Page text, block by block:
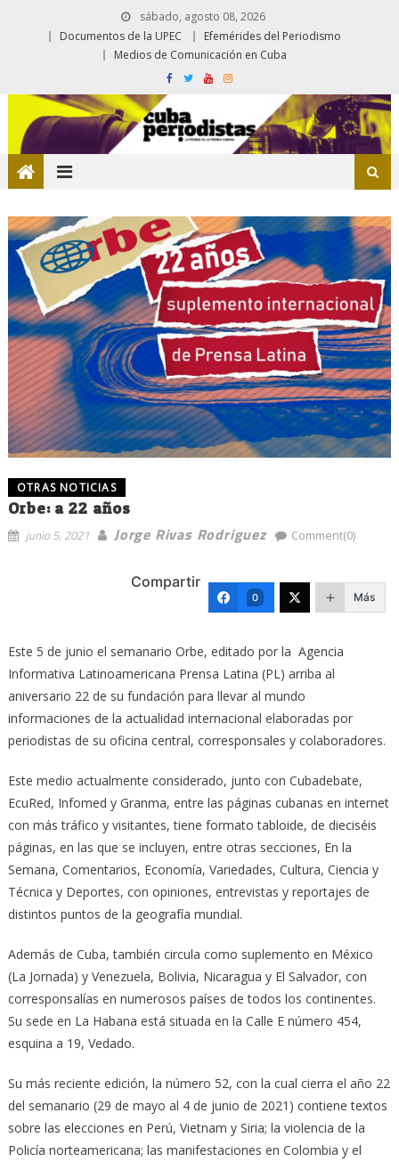
sábado, agosto 08, 2026
Documentos de la UPEC
Efemérides del Periodismo
Medios de Comunicación en Cuba
OTRAS NOTICIAS
Orbe: a 22 años
junio 5, 2021 Jorge Rivas Rodriguez Comment(0)
Compartir
0 Más
Este 5 de junio el semanario Orbe, editado por la Agencia
Informativa Latinoamericana Prensa Latina (PL) arriba al
aniversario 22 de su fundación para llevar al mundo
informaciones de la actualidad internacional elaboradas por
periodistas de su oficina central, corresponsales y colaboradores.
Este medio actualmente considerado, junto con Cubadebate,
EcuRed, Infomed y Granma, entre las páginas cubanas en internet
con más tráfico y visitantes, tiene formato tabloide, de dieciséis
páginas, en las que se incluyen, entre otras secciones, En la
Semana, Comentarios, Economía, Variedades, Cultura, Ciencia y
Técnica y Deportes, con opiniones, entrevistas y reportajes de
distintos puntos de la geografía mundial.
Además de Cuba, también circula como suplemento en México
(La Jornada) y Venezuela, Bolivia, Nicaragua y El Salvador, con
corresponsalías en numerosos países de todos los continentes.
Su sede en La Habana está situada en la Calle E número 454,
esquina a 19, Vedado.
Su más reciente edición, la número 52, con la cual cierra el año 22
del semanario (29 de mayo al 4 de junio de 2021) contiene textos
sobre las elecciones en Perú, Vietnam y Siria; la violencia de la
Policía norteamericana; las manifestaciones en Colombia y el